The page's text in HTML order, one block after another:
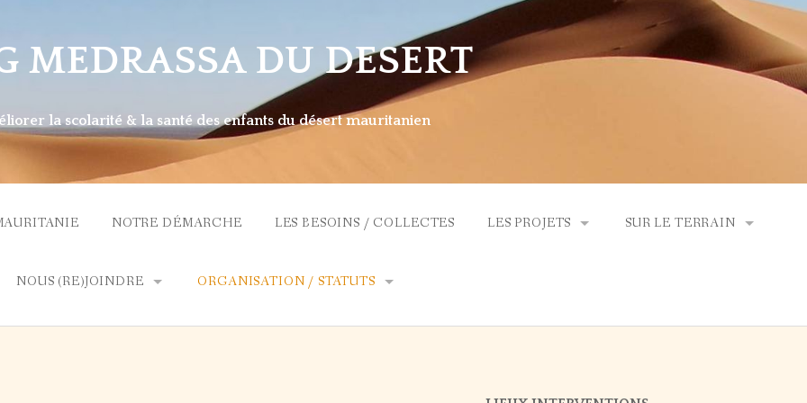
MEDRASSA DU DESERT
la scolarité & la santé des enfants du désert mauritanien
NOTRE DÉMARCHE LES BESOINS / COLLECTES LES PROJETS SUR LE TERRAIN
SUR LE TERRAIN – 2022
NOUS (RE)JOINDRE
CONTACT
ORGANISATION / STATUTS
ADMINISTRATION